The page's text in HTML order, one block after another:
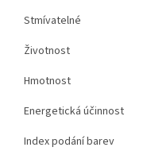
Stmívatelné
Životnost
Hmotnost
Energetická účinnost
Index podání barev